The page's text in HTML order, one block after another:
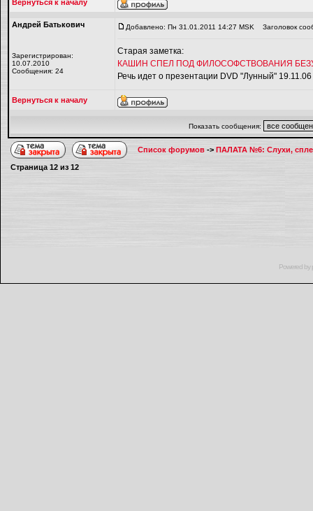
Вернуться к началу
Андрей Батькович
Зарегистрирован:
10.07.2010
Сообщения: 24
Добавлено: Пн 31.01.2011 14:27 MSK Заголовок
Старая заметка:
КАШИН СПЕЛ ПОД ФИЛОСОФСТВОВАНИЯ
Речь идет о презентации DVD "Лунный" 19.11.06
Вернуться к началу
Показать сообщения:
Список форумов -> ПАЛАТА №6: Слухи,
Страница 12 из 12
Powered by